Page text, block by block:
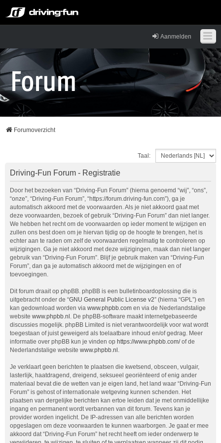
Aanmelden
Forumoverzicht
Taal:
Driving-Fun Forum - Registratie
Door het bezoeken van “Driving-Fun Forum” (hierna genoemd “wij”, “ons”,
“onze”, “Driving-Fun Forum”, “https://forum.driving-fun.com”), ga je
automatisch akkoord met de voorwaarden. Als je niet akkoord gaat met
deze voorwaarden, bezoek of gebruik “Driving-Fun Forum” dan niet langer.
We hebben het recht om de voorwaarden op ieder moment te wijzigen en
zullen ons best doen om je hiervan tijdig op de hoogte te brengen, het is
echter aan te raden om zelf de voorwaarden regelmatig te controleren op
wijzigingen. Ga je niet akkoord met deze wijzigingen, maak dan niet langer
gebruik van “Driving-Fun Forum”. Blijf je gebruik maken van “Driving-Fun
Forum”, dan ga je automatisch akkoord met de wijzigingen en of
toevoegingen.
Dit forum draait op phpBB. phpBB is een bulletinboardoplossing die is
uitgebracht onder de “GNU General Public License v2” (hierna “GPL”) en
kan gedownload worden via www.phpbb.com en via de Nederlandstalige
website www.phpbb.nl . De phpBB-software maakt internetgebaseerde
discussies mogelijk. phpBB Limited is niet verantwoordelijk voor wat wordt
toegestaan of juist geweigerd als toelaatbare inhoud en/of gedrag. Meer
informatie over phpBB kun je vinden op https://www.phpbb.com/of de
Nederlandstalige website www.phpbb.nl .
Je verklaart geen berichten te plaatsen die kwetsend, obsceen, vulgair,
lasterlijk, haatdragend, dreigend, seksueel georiënteerd of enig ander
materiaal bevat die de wetten van je eigen land, het land waar “Driving-Fun
Forum” is gehost of internationale wetgeving kunnen schenden. Het
plaatsen van dergelijke berichten kan ertoe leiden dat je met onmiddellijke
ingang en permanent wordt verbannen van dit forum. Tevens kan je
provider worden ingelicht. De IP-adressen van alle berichten worden
opgeslagen om deze voorwaarden te kunnen waarborgen. Je gaat er mee
akkoord dat “Driving-Fun Forum” het recht heeft om ieder onderwerp te